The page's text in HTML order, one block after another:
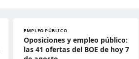
EMPLEO PÚBLICO
Oposiciones y empleo público:
las 41 ofertas del BOE de hoy 7